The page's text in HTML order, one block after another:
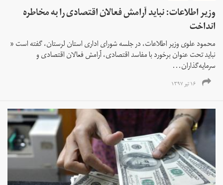
وزیر اطلاعات:‌ نباید آرامش فعالان اقتصادی را به مخاطره
انداخت
محمود علوی وزیر اطلاعات، در جلسه شورای اداری استان لرستان،‌ گفته است «
نباید تحت عنوان برخورد با مفاسد اقتصادی، آرامش فعالان اقتصادی و
سرمایه‌گذاران...
۱۶ تیر ۱۳۹۷